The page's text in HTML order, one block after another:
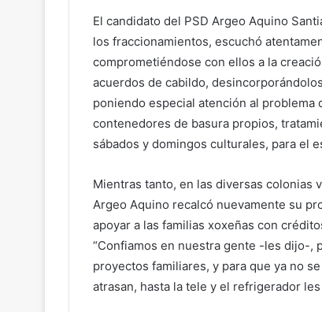
El candidato del PSD Argeo Aquino
los fraccionamientos, escuchó
comprometiéndose con ellos a la
acuerdos de cabildo,
poniendo especial atención al problema
contenedores de basura propios,
sábados y domingos culturales, para el
Mientras tanto, en las diversas colonias
Argeo Aquino recalcó nuevamente su
apoyar a las familias xoxeñas con
“Confiamos en nuestra gente -les dijo-,
proyectos familiares, y para que ya no
atrasan, hasta la tele y el refrigerador les